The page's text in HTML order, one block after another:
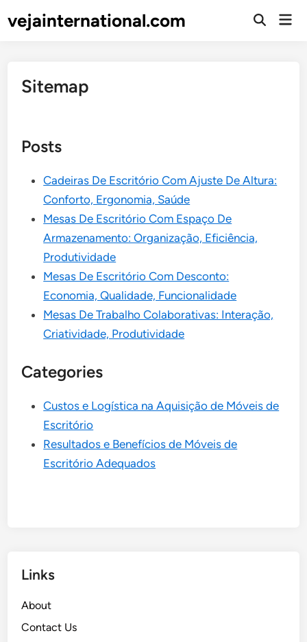
tovejainternational.com
Open
Sitemap
Posts
Cadeiras De Escritório Com Ajuste De Altura:
Conforto, Ergonomia, Saúde
Mesas De Escritório Com Espaço De
Armazenamento: Organização, Eficiência,
Produtividade
Mesas De Escritório Com Desconto:
Economia, Qualidade, Funcionalidade
Mesas De Trabalho Colaborativas: Interação,
Criatividade, Produtividade
Categories
Custos e Logística na Aquisição de Móveis de
Escritório
Resultados e Benefícios de Móveis de
Escritório Adequados
Links
About
Contact Us